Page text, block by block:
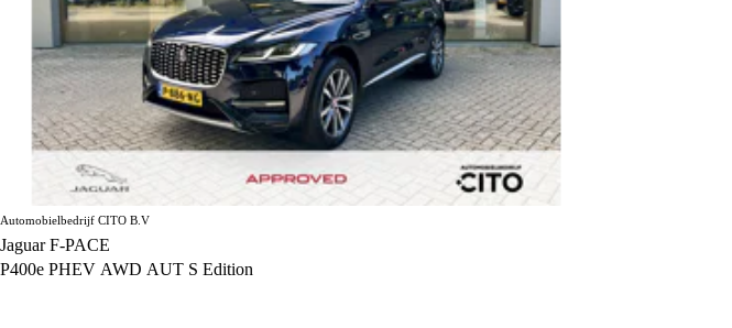
Automobielbedrijf CITO B.V
Jaguar F-PACE
P400e PHEV AWD AUT S Edition